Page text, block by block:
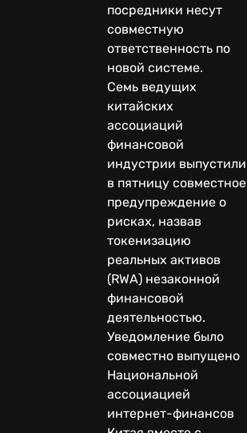
посредники несут
совместную
ответственность по
новой системе.
Семь ведущих
китайских
ассоциаций
финансовой
индустрии выпустили
в пятницу совместное
предупреждение о
рисках, назвав
токенизацию
реальных активов
(RWA) незаконной
финансовой
деятельностью.
Уведомление было
совместно выпущено
Национальной
ассоциацией
интернет-финансов